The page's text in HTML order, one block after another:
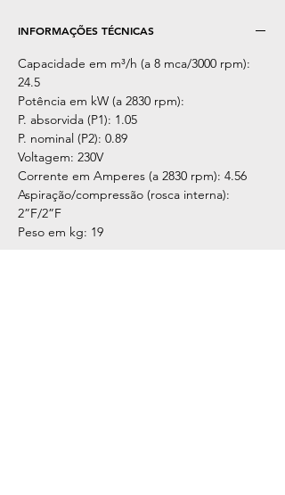
INFORMAÇÕES TÉCNICAS
Capacidade em m³/h (a 8 mca/3000 rpm):
24.5
Potência em kW (a 2830 rpm):
P. absorvida (P1): 1.05
P. nominal (P2): 0.89
Voltagem: 230V
Corrente em Amperes (a 2830 rpm): 4.56
Aspiração/compressão (rosca interna):
2”F/2”F
Peso em kg: 19